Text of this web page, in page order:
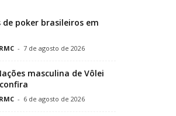
poker brasileiros em
- 7 de agosto de 2026
masculina de Vôlei
- 6 de agosto de 2026